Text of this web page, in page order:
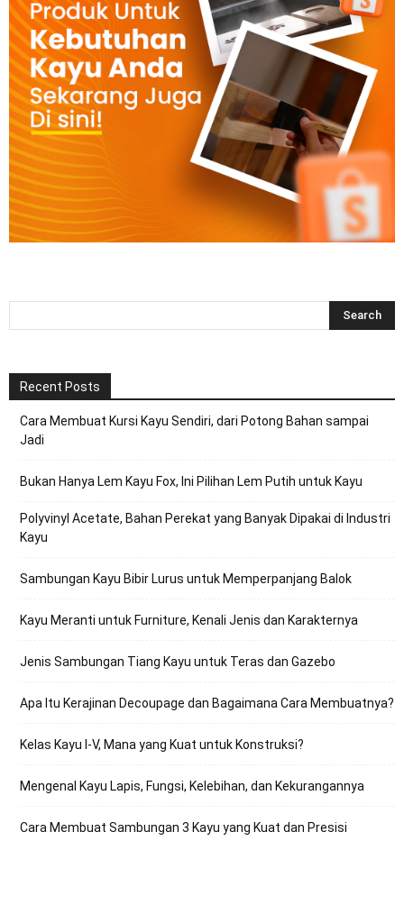
Recent Posts
Cara Membuat Kursi Kayu Sendiri, dari Potong Bahan sampai
Jadi
Bukan Hanya Lem Kayu Fox, Ini Pilihan Lem Putih untuk Kayu
Polyvinyl Acetate, Bahan Perekat yang Banyak Dipakai di Industri
Kayu
Sambungan Kayu Bibir Lurus untuk Memperpanjang Balok
Kayu Meranti untuk Furniture, Kenali Jenis dan Karakternya
Jenis Sambungan Tiang Kayu untuk Teras dan Gazebo
Apa Itu Kerajinan Decoupage dan Bagaimana Cara Membuatnya?
Kelas Kayu I-V, Mana yang Kuat untuk Konstruksi?
Mengenal Kayu Lapis, Fungsi, Kelebihan, dan Kekurangannya
Cara Membuat Sambungan 3 Kayu yang Kuat dan Presisi